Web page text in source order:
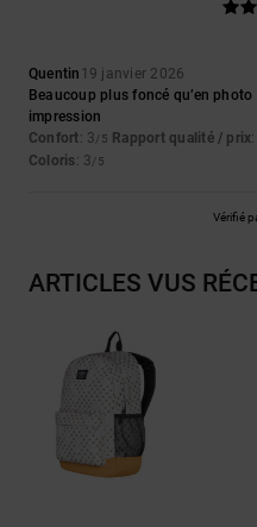
Quentin 19 janvier 2026
Beaucoup plus foncé qu’en
impression
Confort: 3/5 Rapport qualité / prix:
Coloris: 3/5
Vérifié
ARTICLES VUS